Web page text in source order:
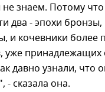
знаем. Потому что
два - эпохи
и кочевники более
уже принадлежащих
давно узнали, что
- сказала она.